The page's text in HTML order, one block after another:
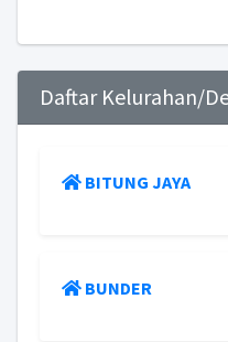
Daftar Kelurahan/
BITUNG JAYA
BUNDER